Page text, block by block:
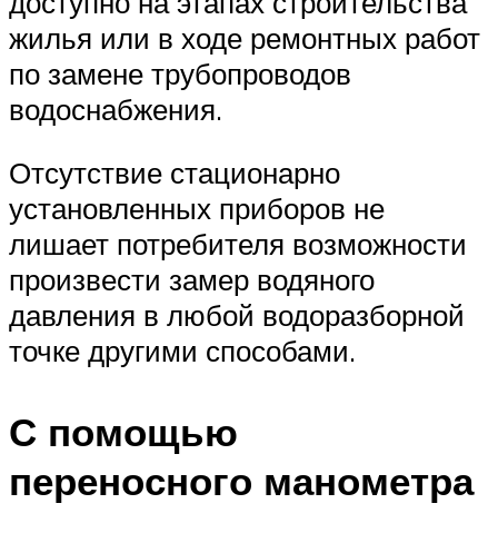
жилья или в ходе ремонтных работ
по замене трубопроводов
водоснабжения.
Отсутствие стационарно
установленных приборов не
лишает потребителя возможности
произвести замер водяного
давления в любой водоразборной
точке другими способами.
С помощью
переносного манометра